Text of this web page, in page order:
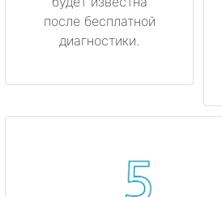
после бесплатной
диагностики.